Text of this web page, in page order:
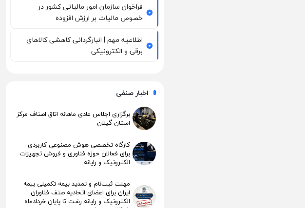
فراخوان سازمان امور مالیاتی کشور در
خصوص مالیات بر ارزش افزوده
اطلاعیه مهم | انبارگردانی کاهشی کالاهای
برقی و الکترونیکی
اخبار صنفی
برگزاری اجلاس عادی ماهانه اتاق اصناف مرکز
استان گیلان
کارگاه تخصصی هوش مصنوعی کاربردی
برای فعالان حوزه فناوری و فروش تجهیزات
الکترونیک و رایانه
مهلت ثبت‌نام و تمدید بیمه تکمیلی بیمه
ایران برای اعضای اتحادیه صنف فناوران
الکترونیک و رایانه رشت تا پایان خردادماه